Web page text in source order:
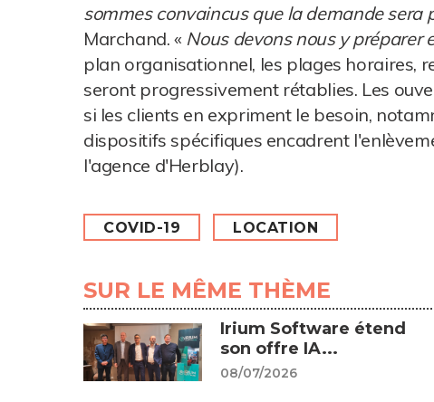
sommes convaincus que la demande sera
Marchand. « Nous devons nous y préparer
plan organisationnel, les plages horaires,
seront progressivement rétablies. Les
si les clients en expriment le besoin,
dispositifs spécifiques encadrent
l'agence d'Herblay).
COVID-19 LOCATION
SUR LE MÊME THÈME
Irium Software étend
son offre IA...
08/07/2026